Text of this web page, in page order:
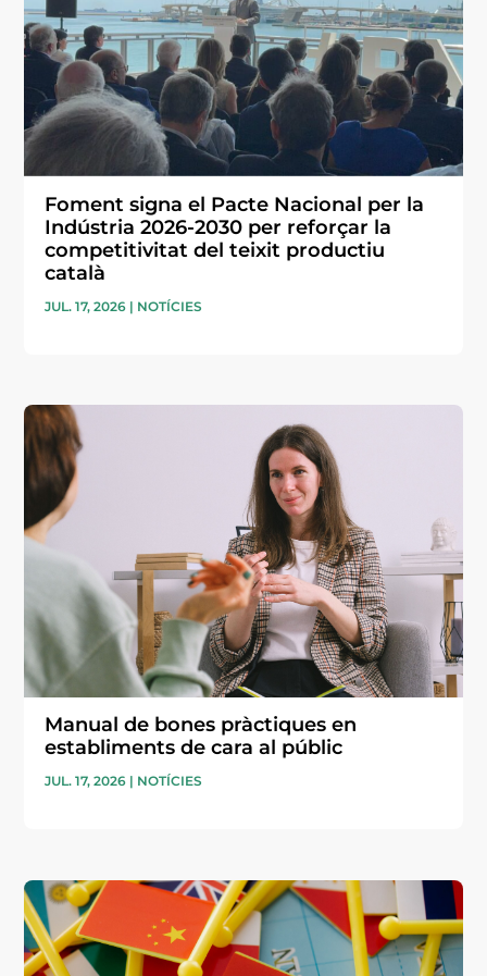
Foment signa el Pacte Nacional per la
Indústria 2026-2030 per reforçar la
competitivitat del teixit productiu
català
JUL. 17, 2026 | NOTÍCIES
Manual de bones pràctiques en
establiments de cara al públic
JUL. 17, 2026 | NOTÍCIES